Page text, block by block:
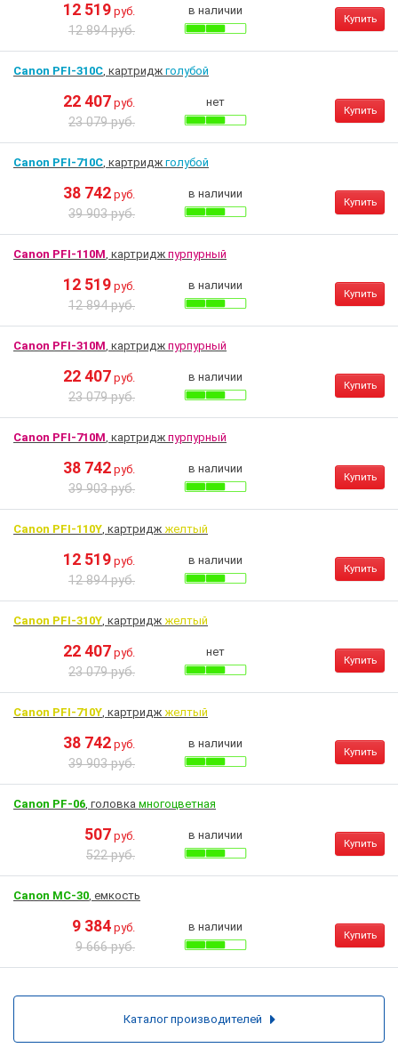
12 519 руб.
12 894 руб.
в наличии
Купить
Canon PFI-310C, картридж голубой
22 407 руб.
23 079 руб.
нет
Купить
Canon PFI-710C, картридж голубой
38 742 руб.
39 903 руб.
в наличии
Купить
Canon PFI-110M, картридж пурпурный
12 519 руб.
12 894 руб.
в наличии
Купить
Canon PFI-310M, картридж пурпурный
22 407 руб.
23 079 руб.
в наличии
Купить
Canon PFI-710M, картридж пурпурный
38 742 руб.
39 903 руб.
в наличии
Купить
Canon PFI-110Y, картридж желтый
12 519 руб.
12 894 руб.
в наличии
Купить
Canon PFI-310Y, картридж желтый
22 407 руб.
23 079 руб.
нет
Купить
Canon PFI-710Y, картридж желтый
38 742 руб.
39 903 руб.
в наличии
Купить
Canon PF-06, головка многоцветная
507 руб.
522 руб.
в наличии
Купить
Canon MC-30, емкость
9 384 руб.
9 666 руб.
в наличии
Купить